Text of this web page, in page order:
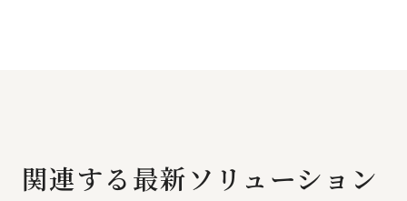
関連する最新ソリューション